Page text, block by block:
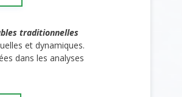
traditionnelles
et dynamiques.
dans les analyses